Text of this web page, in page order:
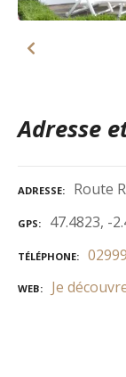
Adresse
ADRESSE Route
GPS 47.4823, -
TÉLÉPHONE
WEB Je